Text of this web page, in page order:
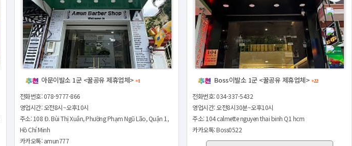
아문이발소 1군 <꿀공유 제휴업체> +1
전화번호: 078-9777-866
영업시간: 오전8시~오후10시
주소: 108 Đ. Bùi Thị Xuân, Phường Phạm Ngũ Lão, Quận 1,
Hồ Chí Minh
카카오톡: amun777
Boss이발소 1군 <꿀공유 제휴업체> +22
전화번호: 034-337-5432
영업시간: 오전8시30분~오후10시
주소: 104 calmette nguyen thai binh Q1 hcm
카카오톡: Boss0522